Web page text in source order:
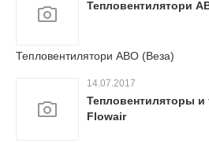
Тепловентилятори
Тепловентилятори АВО (Веза)
14.07.2017
Тепловентиляторы
Flowair